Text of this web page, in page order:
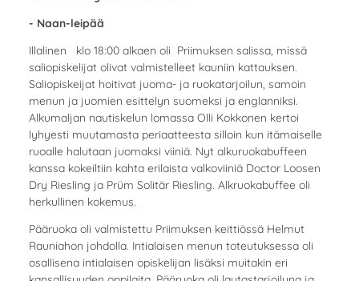
- Naan-leipää
Illalinen klo 18:00 alkaen oli Priimuksen salissa, missä
saliopiskelijat olivat valmistelleet kauniin kattauksen.
Saliopiskeijat hoitivat juoma- ja ruokatarjoilun, samoin
menun ja juomien esittelyn suomeksi ja englanniksi.
Alkumaljan nautiskelun lomassa Olli Kokkonen kertoi
lyhyesti muutamasta periaatteesta silloin kun itämaiselle
ruoalle halutaan juomaksi viiniä. Nyt alkuruokabuffeen
kanssa kokeiltiin kahta erilaista valkoviiniä Doctor Loosen
Dry Riesling ja Prüm Solitär Riesling. Alkruokabuffee oli
herkullinen kokemus.
Pääruoka oli valmistettu Priimuksen keittiössä Helmut
Rauniahon johdolla. Intialaisen menun toteutuksessa oli
osallisena intialaisen opiskelijan lisäksi muitakin eri